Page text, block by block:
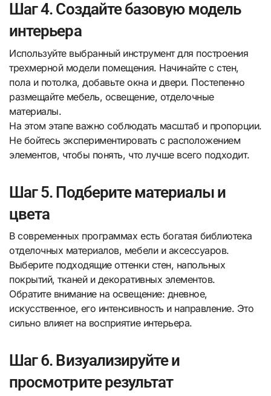
Шаг 4. Создайте базовую модель
интерьера
Используйте выбранный инструмент для построения
трехмерной модели помещения. Начинайте с стен,
пола и потолка, добавьте окна и двери. Постепенно
размещайте мебель, освещение, отделочные
материалы.
На этом этапе важно соблюдать масштаб и пропорции.
Не бойтесь экспериментировать с расположением
элементов, чтобы понять, что лучше всего подходит.
Шаг 5. Подберите материалы и
цвета
В современных программах есть богатая библиотека
отделочных материалов, мебели и аксессуаров.
Выберите подходящие оттенки стен, напольных
покрытий, тканей и декоративных элементов.
Обратите внимание на освещение: дневное,
искусственное, его интенсивность и направление. Это
сильно влияет на восприятие интерьера.
Шаг 6. Визуализируйте и
просмотрите результат